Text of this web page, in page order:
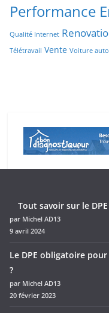
Performance
Qualité Internet
Télétravail Vente Voiture
Tout savoir sur le
par Michel AD13
9 avril 2024
Le DPE obligatoire
?
par Michel AD13
20 février 2023